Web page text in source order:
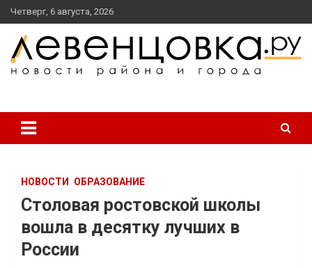
перейти
к
содержанию
Четверг, 6 августа, 2026
НОВОСТИ ОБРАЗОВАНИЕ
Столовая ростовской школы
вошла в десятку лучших в
России